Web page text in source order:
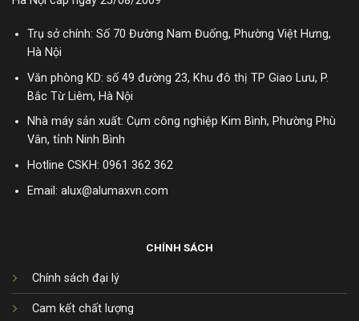
Trụ sở chính: Số 70 Đường Nam Đuống, Phường Việt Hưng,
Hà Nội
Văn phòng KD: số 49 đường 23, Khu đô thị TP Giao Lưu, P.
Bắc Từ Liêm, Hà Nội
Nhà máy sản xuất: Cụm công nghiệp Kim Bình, Phường Phù
Vân, tỉnh Ninh Bình
Hotline CSKH: 0961 362 362
Email: alux@alumaxvn.com
CHÍNH SÁCH
Chính sách đại lý
Cam kết chất lượng